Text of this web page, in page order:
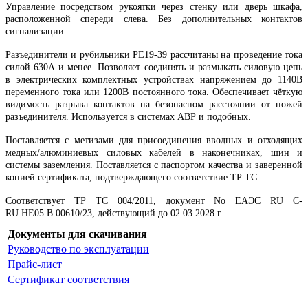
Управление посредством рукоятки через стенку или дверь шкафа,
расположенной спереди слева. Без дополнительных контактов
сигнализации.
Разъединители и рубильники РЕ19-39 рассчитаны на проведение тока
силой 630А и менее. Позволяет соединять и размыкать силовую цепь
в электрических комплектных устройствах напряжением до 1140В
переменного тока или 1200В постоянного тока. Обеспечивает чёткую
видимость разрыва контактов на безопасном расстоянии от ножей
разъединителя. Используется в системах АВР и подобных.
Поставляется с метизами для присоединения вводных и отходящих
медных/алюминиевых силовых кабелей в наконечниках, шин и
системы заземления. Поставляется с паспортом качества и заверенной
копией сертификата, подтверждающего соответствие ТР ТС.
Соответствует ТР ТС 004/2011, документ No ЕАЭС RU C-
RU.НЕ05.B.00610/23, действующий до 02.03.2028 г.
Документы для скачивания
Руководство по эксплуатации
Прайс-лист
Сертификат соответствия